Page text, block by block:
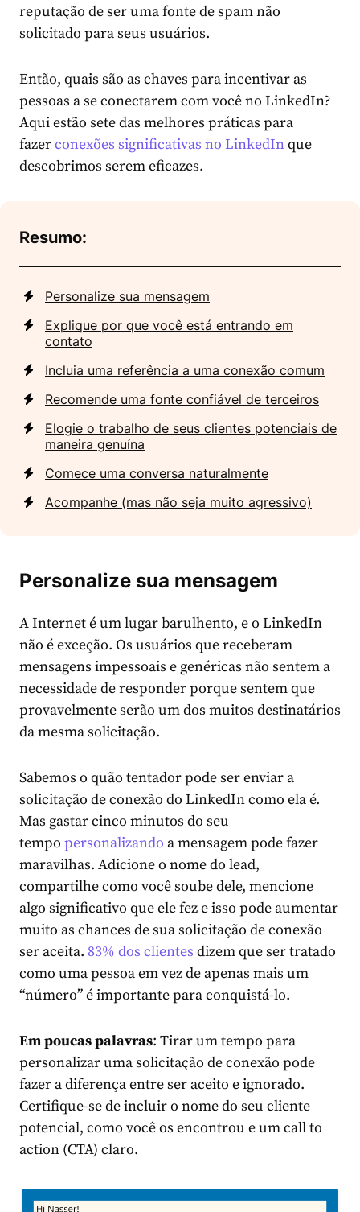
reputação de ser uma fonte de spam não
solicitado para seus usuários.
Então, quais são as chaves para incentivar as
pessoas a se conectarem com você no LinkedIn?
Aqui estão sete das melhores práticas para
fazerconexões significativas no LinkedInque
descobrimos serem eficazes.
Resumo:
Personalize sua mensagem
Explique por que você está entrando em
contato
Incluia uma referência a uma conexão comum
Recomende uma fonte confiável de terceiros
Elogie o trabalho de seus clientes potenciais de
maneira genuína
Comece uma conversa naturalmente
Acompanhe (mas não seja muito agressivo)
Personalize sua mensagem
A Internet é um lugar barulhento, e o LinkedIn
não é exceção. Os usuários que receberam
mensagens impessoais e genéricas não sentem a
necessidade de responder porque sentem que
provavelmente serão um dos muitos destinatários
da mesma solicitação.
Sabemos o quão tentador pode ser enviar a
solicitação de conexão do LinkedIn como ela é.
Mas gastar cinco minutos do seu
tempo personalizando a mensagem pode fazer
maravilhas. Adicione o nome do lead,
compartilhe como você soube dele, mencione
algo significativo que ele fez e isso pode aumentar
muito as chances de sua solicitação de conexão
ser aceita. 83% dos clientes dizem que ser tratado
como uma pessoa em vez de apenas mais um
“número” é importante para conquistá-lo.
Em poucas palavras: Tirar um tempo para
personalizar uma solicitação de conexão pode
fazer a diferença entre ser aceito e ignorado.
Certifique-se de incluir o nome do seu cliente
potencial, como você os encontrou e um call to
action (CTA) claro.